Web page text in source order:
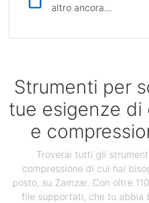
altro ancora...
Strumenti per
tue esigenze di
e
Troverai tutti gli
compressione di cui hai
posto, su Zamzar. Con oltre
file supportati, che tu abbia